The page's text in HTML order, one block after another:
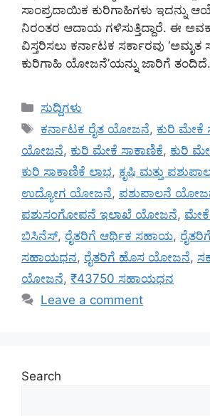
ಸಾಂಪ್ರದಾಯಿಕ ಕುರಿಗಾಹಿಗಳು ಇದನ್ನು
ನಿರಂತರ ಆದಾಯ ಗಳಿಸುತ್ತಿದ್ದಾರೆ. ಈ
ವಿಸ್ತರಿಸಲು ಕರ್ನಾಟಕ ಸರ್ಕಾರವು ‘ಅಮೃತ
ಕುರಿಗಾಹಿ ಯೋಜನೆ’ಯನ್ನು ಜಾರಿಗೆ
Categories
ಸುದ್ದಿಗಳು
Tags
ಕರ್ನಾಟಕ ರೈತ ಯೋಜನೆ, ಕುರಿ ಮೇಕೆ
ಯೋಜನೆ, ಕುರಿ ಮೇಕೆ ಸಾಕಾಣಿಕೆ, ಕುರಿ
ಕುರಿ ಸಾಕಾಣಿಕೆ ಲಾಭ, ಕೃಷಿ ಮತ್ತು
ಉದ್ಯೋಗ ಯೋಜನೆ, ಪಶುಪಾಲನೆ
ಪಶುಸಂಗೋಪನೆ ಇಲಾಖೆ ಯೋಜನೆ, ಮೇಕೆ
ಬಿಸಿನೆಸ್, ರೈತರಿಗೆ ಆರ್ಥಿಕ ಸಹಾಯ,
ಸಹಾಯಧನ, ರೈತರಿಗೆ ಹೊಸ ಯೋಜನೆ,
ಯೋಜನೆ, ₹43750 ಸಹಾಯಧನ
Leave a comment
Search